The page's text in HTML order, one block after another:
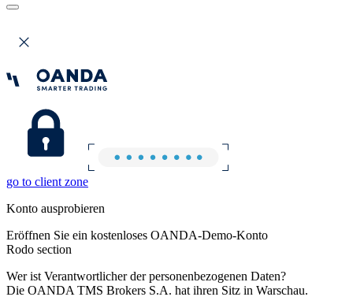
go to client zone
Konto ausprobieren
Eröffnen Sie ein kostenloses OANDA-Demo-Konto
Rodo section
Wer ist Verantwortlicher der personenbezogenen Daten?
Die OANDA TMS Brokers S.A. hat ihren Sitz in Warschau.